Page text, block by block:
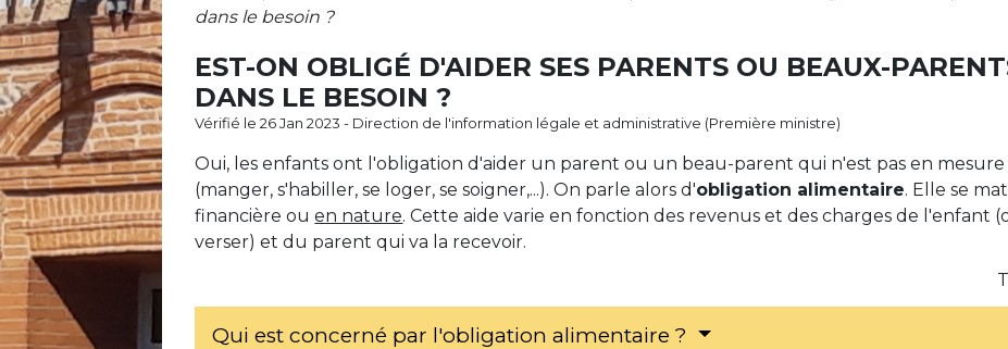
dans le besoin ?
EST-ON OBLIGÉ D'AIDER SES PARENTS OU BEAUX-
DANS LE BESOIN ?
Vérifié le 26 Jan 2023 - Direction de l'information légale et administrative (Première ministre)
Oui, les enfants ont l'obligation d'aider un parent ou un beau-parent qui n'est pas en mesure
(manger, s'habiller, se loger, se soigner,...). On parle alors d'obligation alimentaire. Elle se
financière ouen nature. Cette aide varie en fonction des revenus et des charges de l'enfant
verser) et du parent qui va la recevoir.
Qui est concerné par l'obligation alimentaire ?